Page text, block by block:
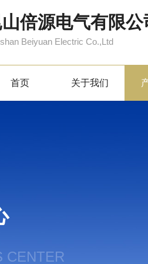
山倍源电气有限公
Beiyuan Electric Co.,Ltd
首页 关于我们
CENTER